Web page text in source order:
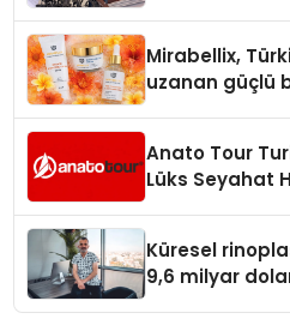
Mirabellix,
uzanan güçlü
Anato Tour
Lüks Seyahat
Küresel
9,6 milyar